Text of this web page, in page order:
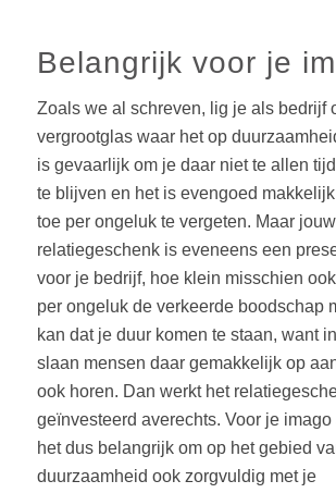
Belangrijk voor je
Zoals we al schreven, lig je als bedrijf
vergrootglas waar het op
is gevaarlijk om je daar niet te allen
te blijven en het is evengoed
toe per ongeluk te vergeten. Maar jouw
relatiegeschenk is eveneens een
voor je bedrijf, hoe klein misschien
per ongeluk de verkeerde boodschap
kan dat je duur komen te staan, want
slaan mensen daar gemakkelijk op
ook horen. Dan werkt het
geïnvesteerd averechts. Voor je
het dus belangrijk om op het gebied
duurzaamheid ook zorgvuldig met je